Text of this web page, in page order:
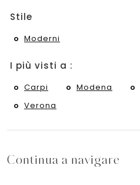
Stile
Moderni
I più visti a :
Carpi Modena
Verona
Continua a navigare